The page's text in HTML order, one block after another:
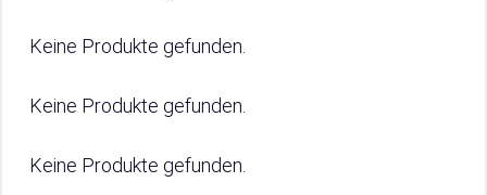
Keine Produkte gefunden.
Keine Produkte gefunden.
Keine Produkte gefunden.